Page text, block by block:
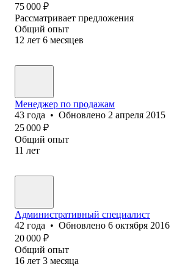
75 000 ₽
Рассматривает предложения
Общий опыт
12 лет 6 месяцев
Менеджер по продажам
43 года • Обновлено 2 апреля 2015
25 000 ₽
Общий опыт
11 лет
Административный специалист
42 года • Обновлено 6 октября 2016
20 000 ₽
Общий опыт
16 лет 3 месяца